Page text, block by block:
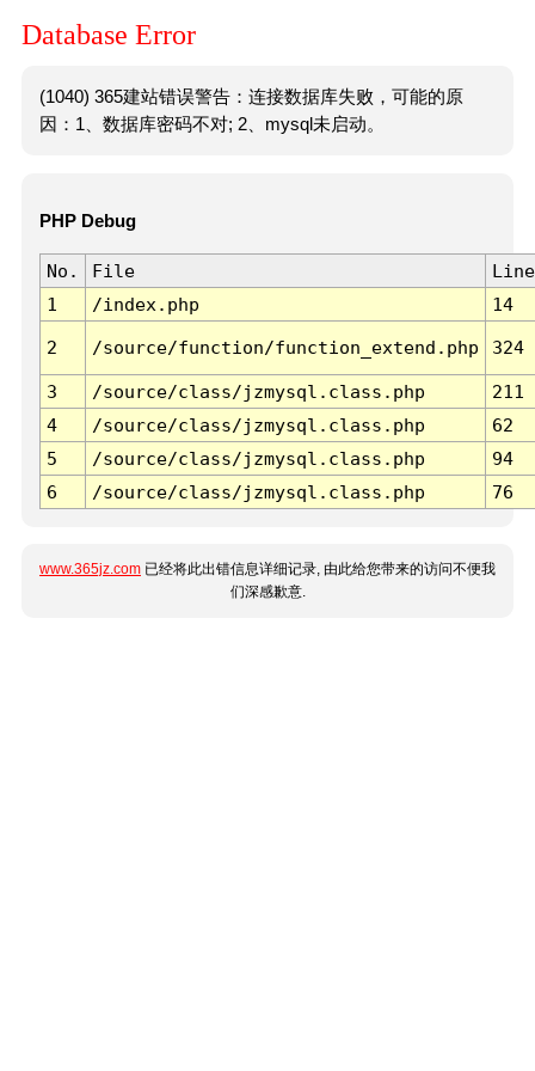
Database Error
(1040) 365建站错误警告：连接数据库失败，可能的原
因：1、数据库密码不对; 2、mysql未启动。
PHP Debug
No. File
Line
1
/index.php 14
2 /source/function/function_extend.php 324
3 /source/class/jzmysql.class.php
211
4
/source/class/jzmysql.class.php
62
5
/source/class/jzmysql.class.php
94
6
/source/class/jzmysql.class.php 76
www.365jz.com 已经将此出错信息详细记录, 由此给您带来的访问不便我
们深感歉意.